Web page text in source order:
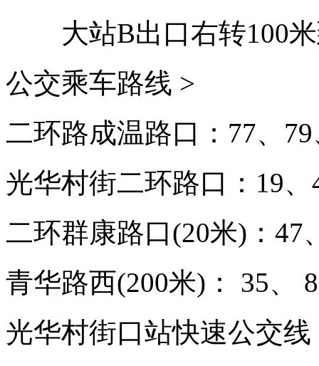
大站B出口右转100
公交乘车路线 >
二环路成温路口：77、
光华村街二环路口：19、
二环群康路口(20米)：47
青华路西(200米)： 35、
光华村街口站快速公交线